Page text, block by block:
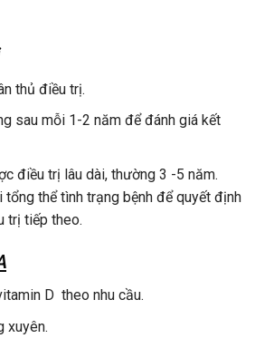
thủ điều trị.
sau mỗi 1-2 năm để đánh giá kết
điều trị lâu dài, thường 3 -5 năm.
tổng thể tình trạng bệnh để quyết định
trị tiếp theo.
D theo nhu cầu.
xuyên.